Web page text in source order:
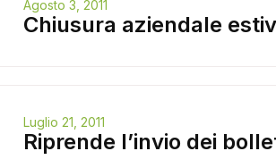
Agosto 3, 2011
Chiusura aziendale
Luglio 21, 2011
Riprende l’invio dei